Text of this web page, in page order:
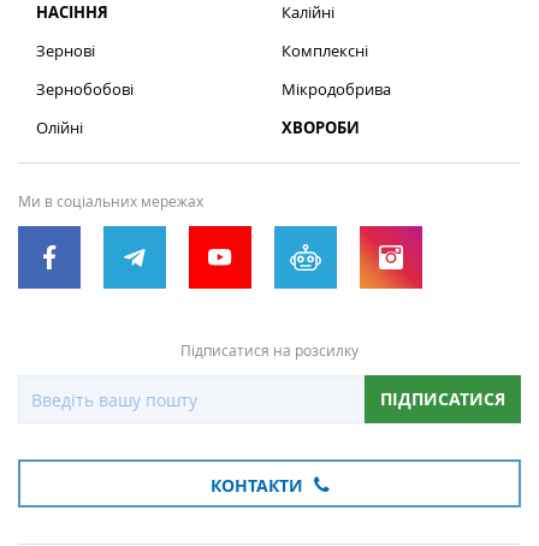
НАСІННЯ
Зернові
Зернобобові
Олійні
Калійні
Комплексні
Мікродобрива
ХВОРОБИ
Ми в соціальних мережах
Підписатися на розсилку
ПІДПИСАТИСЯ
КОНТАКТИ